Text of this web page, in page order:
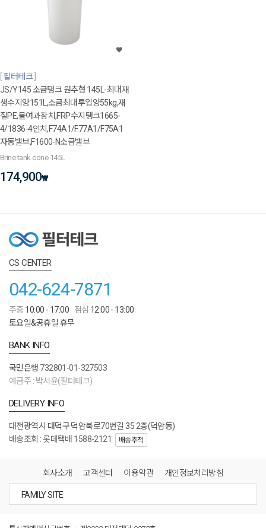
필터테크
JS/Y145 소금탱크 원추형 145L-최대재
생수지양151L,소금최대투입양55kg,재
질PE,물여과장치,FRP수지탱크1665-
4/1836-4인치,F74A1/F77A1/F75A1
자동밸브,F1600-N소금밸브
Brine tank cone 145L
174,900₩
CS CENTER
042-624-7871
주중 10:00 - 17:00 점심 12:00 - 13:00
토요일&공휴일 휴무
BANK INFO
국민은행 732801-01-327503
예금주 : 박서윤(필터테크)
DELIVERY INFO
대전광역시 대덕구 덕암북로70번길 35 2층(덕암동)
배송조회 : 롯데택배 1588-2121
배송추적
회사소개 고객센터 이용약관 개인정보처리방침